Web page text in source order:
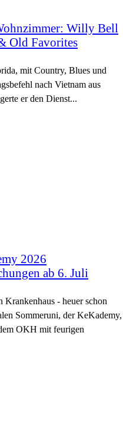
Willy Bell
Old Favorites
mit Country, Blues und
nach Vietnam aus
er den Dienst...
2026
ab 6. Juli
- heuer schon
Sommeruni, der KeKademy,
OKH mit feurigen